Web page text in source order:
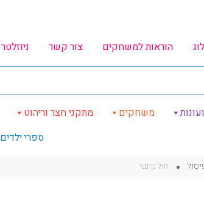
הוראות למשחקים צור קשר ניוזלטר
משחקים מתקני חצר וריהוט
ספרי ילדים
חול קינטי